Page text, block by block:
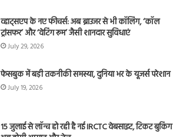
व्हाट्सएप के नए फीचर्स: अब ब्राउजर से भी कॉलिंग, ‘कॉल
ट्रांसफर’ और ‘वेटिंग रूम’ जैसी शानदार सुविधाएं
July 29, 2026
फेसबुक में बड़ी तकनीकी समस्या, दुनिया भर के यूजर्स परेशान
July 19, 2026
15 जुलाई से लॉन्च हो रही है नई IRCTC वेबसाइट, टिकट बुकिंग